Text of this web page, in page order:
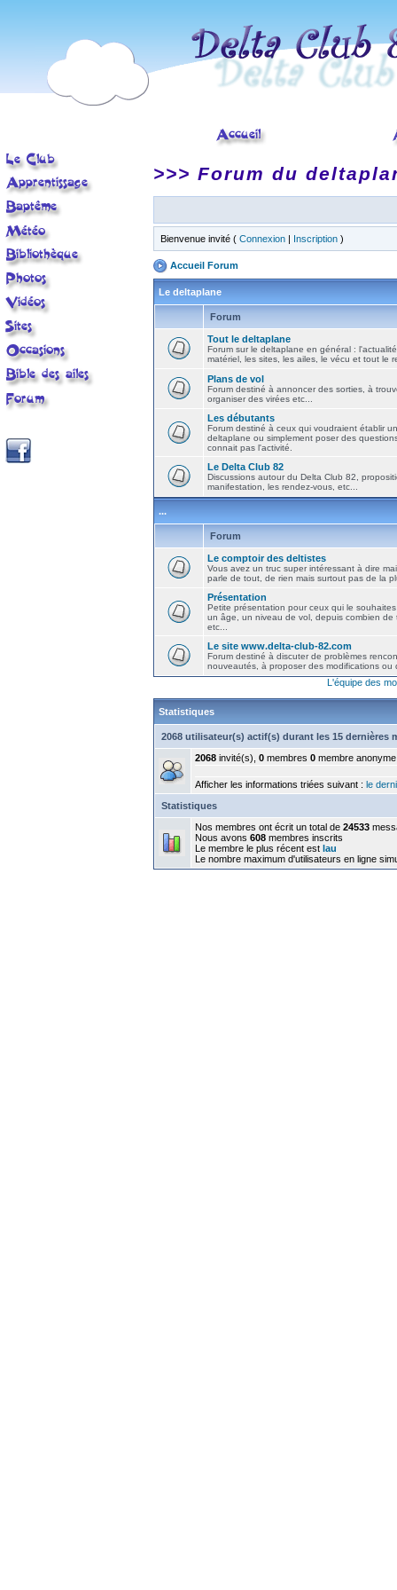
>>> Forum du
Bienvenue invité ( Connexion | Inscription )
Accueil Forum
Le deltaplane
Forum
Tout le deltaplane
Forum sur le deltaplane en général :
matériel, les sites, les ailes, le vécu et tout le
Plans de vol
Forum destiné à annoncer des sorties, à
organiser des virées etc...
Les débutants
Forum destiné à ceux qui voudraient établir
deltaplane ou simplement poser des
connait pas l'activité.
Le Delta Club 82
Discussions autour du Delta Club 82,
manifestation, les rendez-vous, etc...
...
Forum
Le comptoir des deltistes
Vous avez un truc super intéressant à dire
parle de tout, de rien mais surtout pas de la
Présentation
Petite présentation pour ceux qui le
un âge, un niveau de vol, depuis combien de
etc...
Le site www.delta-club-82.com
Forum destiné à discuter de problèmes
nouveautés, à proposer des modifications ou
L'équipe des
Statistiques
2068 utilisateur(s) actif(s) durant les 15 dernières
2068 invité(s), 0 membres 0 membre anonyme
Afficher les informations triées suivant : le
Statistiques
Nos membres ont écrit un total de 24533
Nous avons 608 membres inscrits
Le membre le plus récent est lau
Le nombre maximum d'utilisateurs en ligne